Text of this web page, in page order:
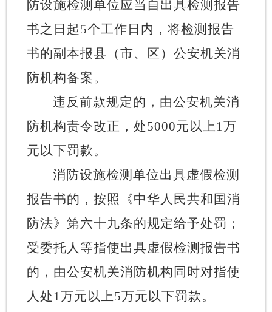
防设施检测单位应当自出具检测报告
书之日起5个工作日内，将检测报告
书的副本报县（市、区） 公安机关消
防机构备案。
违反前款规定的，由公安机关消
防机构责令改正，处5000元以上1万
元以下罚款。
消防设施检测单位出具虚假检测
报告书的， 按照《中华人民共和国消
防法》第六十九条的规定给予处罚；
受委托人等指使出具虚假检测报告书
的， 由公安机关消防机构同时对指使
人处 1万元以上5万元以下罚款。